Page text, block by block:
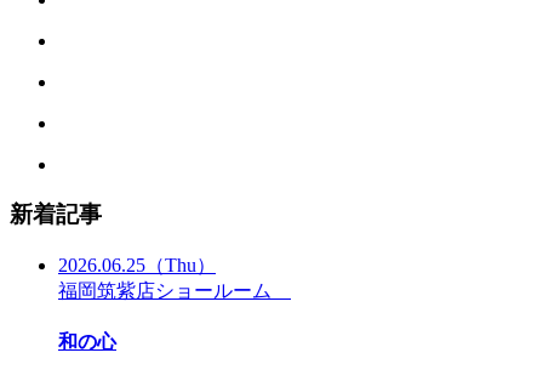
新着記事
2026.06.25 （Thu）
福岡筑紫店ショールーム
和の心